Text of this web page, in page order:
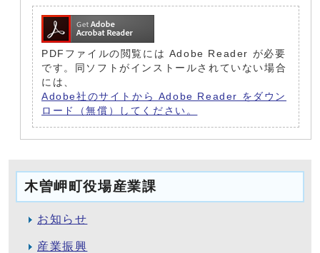
PDFファイルの閲覧には Adobe Reader が必要
です。同ソフトがインストールされていない場合
には、
Adobe社のサイトから Adobe Reader をダウン
ロード（無償）してください。
木曽岬町役場産業課
お知らせ
産業振興